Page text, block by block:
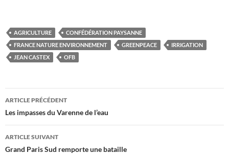
AGRICULTURE
CONFÉDÉRATION PAYSANNE
FRANCE NATURE ENVIRONNEMENT
GREENPEACE
IRRIGATION
JEAN CASTEX
OFB
Navigation
des
articles
ARTICLE PRÉCÉDENT
Les impasses du Varenne de l’eau
ARTICLE SUIVANT
Grand Paris Sud remporte une bataille